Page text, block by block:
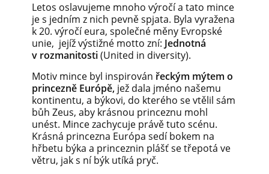
Letos oslavujeme mnoho výročí a tato mince
je s jedním z nich pevně spjata. Byla vyražena
k 20. výročí eura, společné měny Evropské
unie, jejíž výstižné motto zní: Jednotná
v rozmanitosti(United in diversity).
Motiv mince byl inspirován řeckým mýtem o
princezně Európě, jež dala jméno našemu
kontinentu, a býkovi, do kterého se vtělil sám
bůh Zeus, aby krásnou princeznu mohl
unést. Mince zachycuje právě tuto scénu.
Krásná princezna Európa sedí bokem na
hřbetu býka a princeznin plášť se třepotá ve
větru, jak s ní býk utíká pryč.